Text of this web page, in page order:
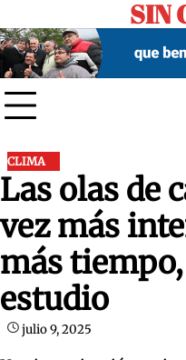
to
content
SIN
CLIMA
Las olas de
vez más
más
estudio
julio 9, 2025